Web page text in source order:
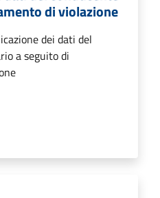
di violazione
dei dati del
a seguito di